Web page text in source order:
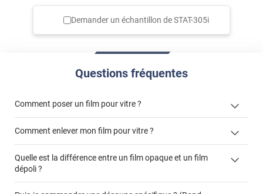
Demander un échantillon deSTAT-305i
Questions fréquentes
Comment poser un film pour vitre ?
Comment enlever mon film pour vitre ?
Quelle est la différence entre un film opaque et un film
dépoli ?